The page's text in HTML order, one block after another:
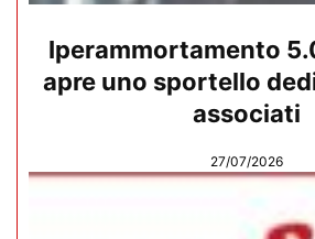
Iperammortamento
apre uno sportello
associati
27/07/2026